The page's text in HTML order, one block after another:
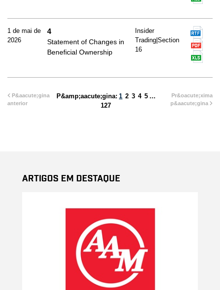
1 de mai de
2026
4
Statement of Changes in
Beneficial Ownership
Insider
Trading|Section
16
P&aacute;gina
anterior
1 2 3 4 5 …
127
Pr&oacute;xima
p&aacute;gina
Artigos em Destaque